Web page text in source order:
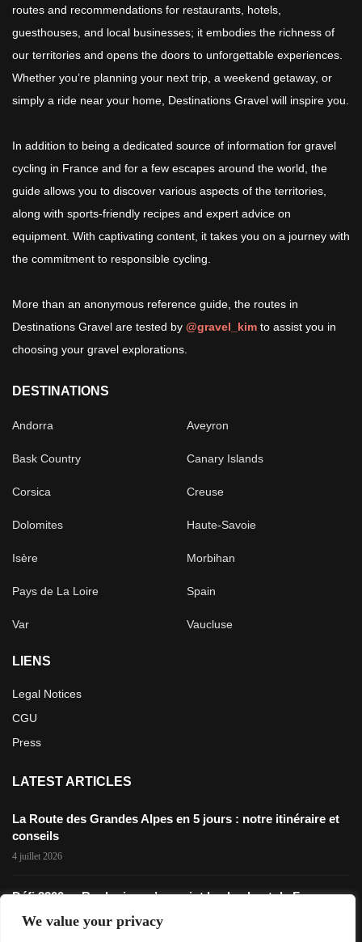
We value your privacy
routes and recommendations for restaurants, hotels,
guesthouses, and local businesses; it embodies the richness of
our territories and opens the doors to unforgettable experiences.
Whether you’re planning your next trip, a weekend getaway, or
simply a ride near your home, Destinations Gravel will inspire you.
In addition to being a dedicated source of information for gravel
cycling in France and for a few escapes around the world, the
guide allows you to discover various aspects of the territories,
along with sports-friendly recipes and expert advice on
equipment. With captivating content, it takes you on a journey with
the commitment to responsible cycling.
More than an anonymous reference guide, the routes in
Destinations Gravel are tested by @gravel_kim to assist you in
choosing your gravel explorations.
DESTINATIONS
Andorra Aveyron
Bask Country Canary Islands
Corsica Creuse
Dolomites Haute-Savoie
Isère Morbihan
Pays de La Loire Spain
Var Vaucluse
LIENS
Legal Notices
CGU
Press
LATEST ARTICLES
La Route des Grandes Alpes en 5 jours : notre itinéraire et
conseils
4 juillet 2026
Défi 3200m: Rouler jusqu’au point le plus haut de France en
gravel